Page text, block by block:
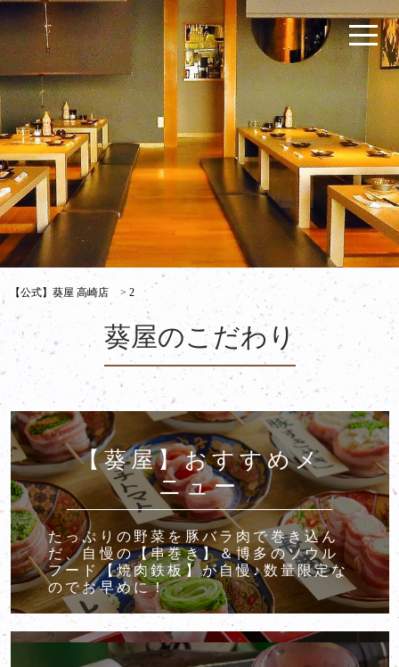
【公式】葵屋 高崎店 >2
葵屋のこだわり
【葵屋】おすすめメ
ニュー
たっぷりの野菜を豚バラ肉で巻き込ん
だ、自慢の【串巻き】＆博多のソウル
フード【焼肉鉄板】が自慢♪数量限定な
のでお早めに！